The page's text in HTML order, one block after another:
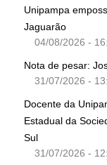
Unipampa
Jaguarão
04/08/2026 -
Nota de pesar:
31/07/2026 -
Docente da
Estadual da
Sul
31/07/2026 -